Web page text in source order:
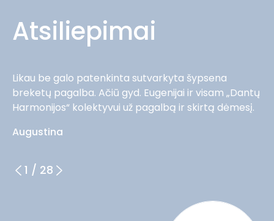
Atsiliepimai
Likau be galo patenkinta sutvarkyta šypsena
breketų pagalba. Ačiū gyd. Eugenijai ir visam „Dantų
Harmonijos“ kolektyvui už pagalbą ir skirtą dėmesį.
Augustina
1 / 28